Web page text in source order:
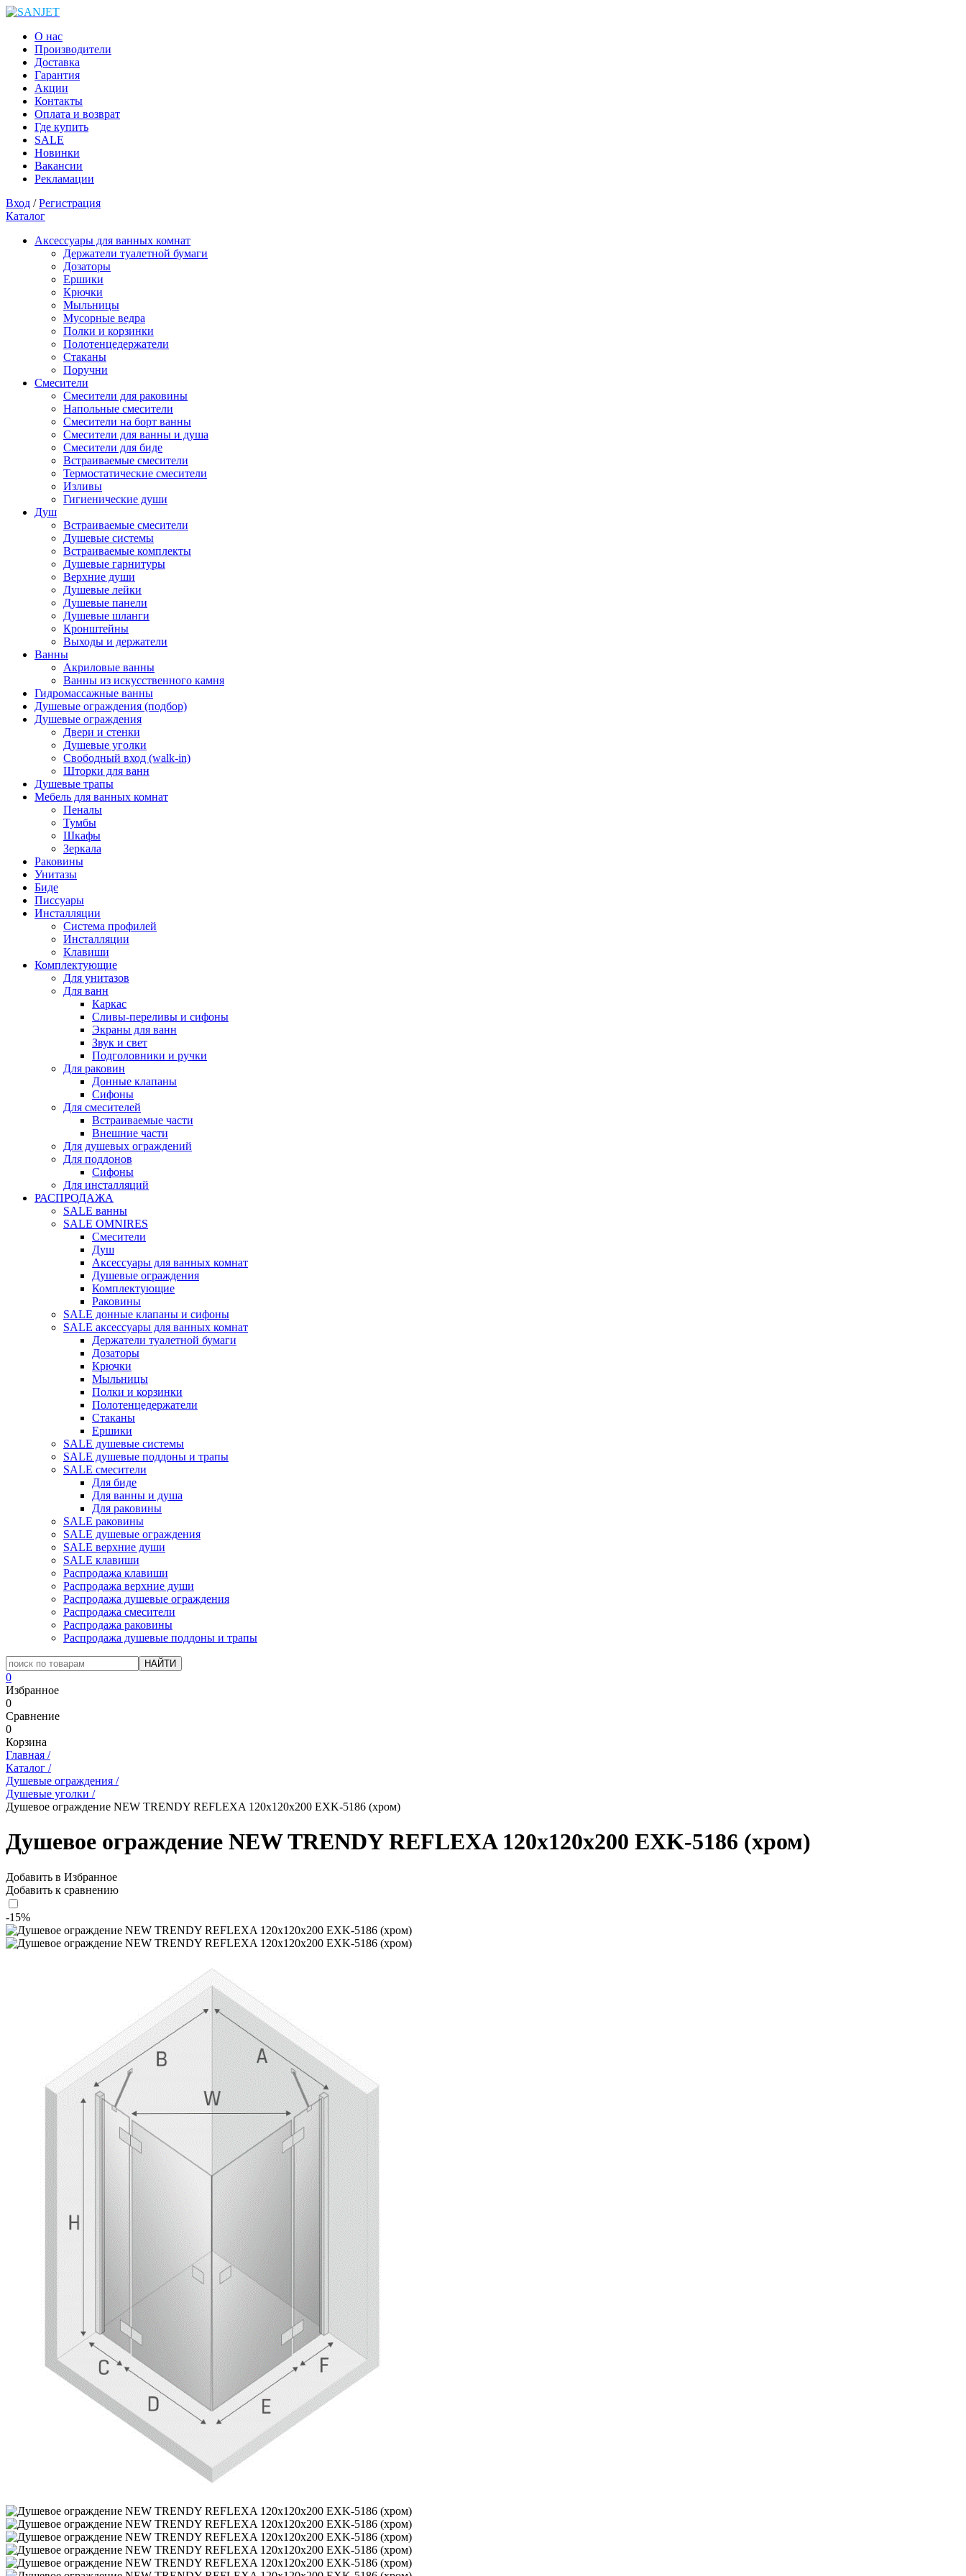
О нас
Производители
Доставка
Гарантия
Акции
Контакты
Оплата и возврат
Где купить
SALE
Новинки
Вакансии
Рекламации
Вход /Регистрация
Каталог
Аксессуары для ванных комнат
Держатели туалетной бумаги
Дозаторы
Ершики
Крючки
Мыльницы
Мусорные ведра
Полки и корзинки
Полотенцедержатели
Стаканы
Поручни
Смесители
Смесители для раковины
Напольные смесители
Смесители на борт ванны
Смесители для ванны и душа
Смесители для биде
Встраиваемые смесители
Термостатические смесители
Изливы
Гигиенические души
Душ
Встраиваемые смесители
Душевые системы
Встраиваемые комплекты
Душевые гарнитуры
Верхние души
Душевые лейки
Душевые панели
Душевые шланги
Кронштейны
Выходы и держатели
Ванны
Акриловые ванны
Ванны из искусственного камня
Гидромассажные ванны
Душевые ограждения (подбор)
Душевые ограждения
Двери и стенки
Душевые уголки
Свободный вход (walk-in)
Шторки для ванн
Душевые трапы
Мебель для ванных комнат
Пеналы
Тумбы
Шкафы
Зеркала
Раковины
Унитазы
Биде
Писсуары
Инсталляции
Система профилей
Инсталляции
Клавиши
Комплектующие
Для унитазов
Для ванн
Каркас
Сливы-переливы и сифоны
Экраны для ванн
Звук и свет
Подголовники и ручки
Для раковин
Донные клапаны
Сифоны
Для смесителей
Встраиваемые части
Внешние части
Для душевых ограждений
Для поддонов
Сифоны
Для инсталляций
РАСПРОДАЖА
SALE ванны
SALE OMNIRES
Смесители
Душ
Аксессуары для ванных комнат
Душевые ограждения
Комплектующие
Раковины
SALE донные клапаны и сифоны
SALE аксессуары для ванных комнат
Держатели туалетной бумаги
Дозаторы
Крючки
Мыльницы
Полки и корзинки
Полотенцедержатели
Стаканы
Ершики
SALE душевые системы
SALE душевые поддоны и трапы
SALE смесители
Для биде
Для ванны и душа
Для раковины
SALE раковины
SALE душевые ограждения
SALE верхние души
SALE клавиши
Распродажа клавиши
Распродажа верхние души
Распродажа душевые ограждения
Распродажа смесители
Распродажа раковины
Распродажа душевые поддоны и трапы
0
Избранное
0
Сравнение
0
Корзина
Главная /
Каталог /
Душевые ограждения /
Душевые уголки /
Душевое ограждение NEW TRENDY REFLEXA 120x120x200 EXK-5186 (хром)
Душевое ограждение NEW TRENDY REFLEXA 120x120x200 EXK-5186 (хром)
Добавить в Избранное
Добавить к сравнению
-15%